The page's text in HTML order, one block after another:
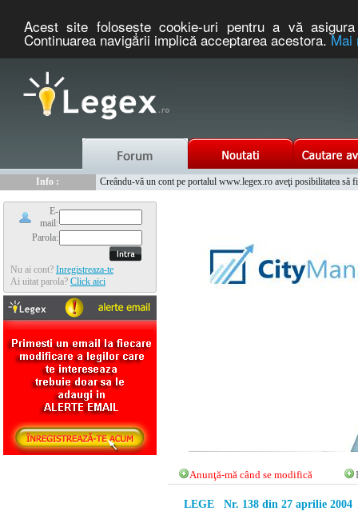
Acest site foloseşte cookie-uri pentru a vă
Continuarea navigării implică acceptarea acestora.Mai
Info :
www.tntauto.ro - Managementul Integrat al Parcului Auto
E-
mail:
Parola:
Nu ai cont? Inregistreaza-te
Ai uitat parola? Click aici
Anunţă-mă când se modifică
LEGE Nr. 138 din 27 aprilie 2004